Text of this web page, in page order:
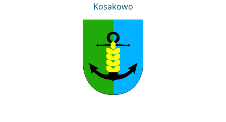
Kosakowo